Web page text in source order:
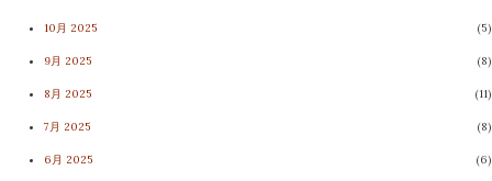
の検証が必要だ / 1770283594243826076 「青木島
10月 2025 5
9月 2025 8
8月 2025 11
7月 2025 8
6月 2025 6